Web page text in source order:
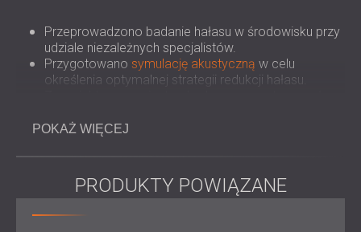
Przeprowadzono badanie hałasu w środowisku przy
udziale niezależnych specjalistów.
Przygotowano symulację akustyczną w celu
określenia optymalnej strategii redukcji hałasu.
DECIBEL o grubości 200 mm.
firmą Armadillo Engineering.
Zamontowano ekran akustyczny w ciągu 4 tygodni,
wyprzedzając planowany termin wykonania
POKAŻ WIĘCEJ
PRODUKTY POWIĄZANE